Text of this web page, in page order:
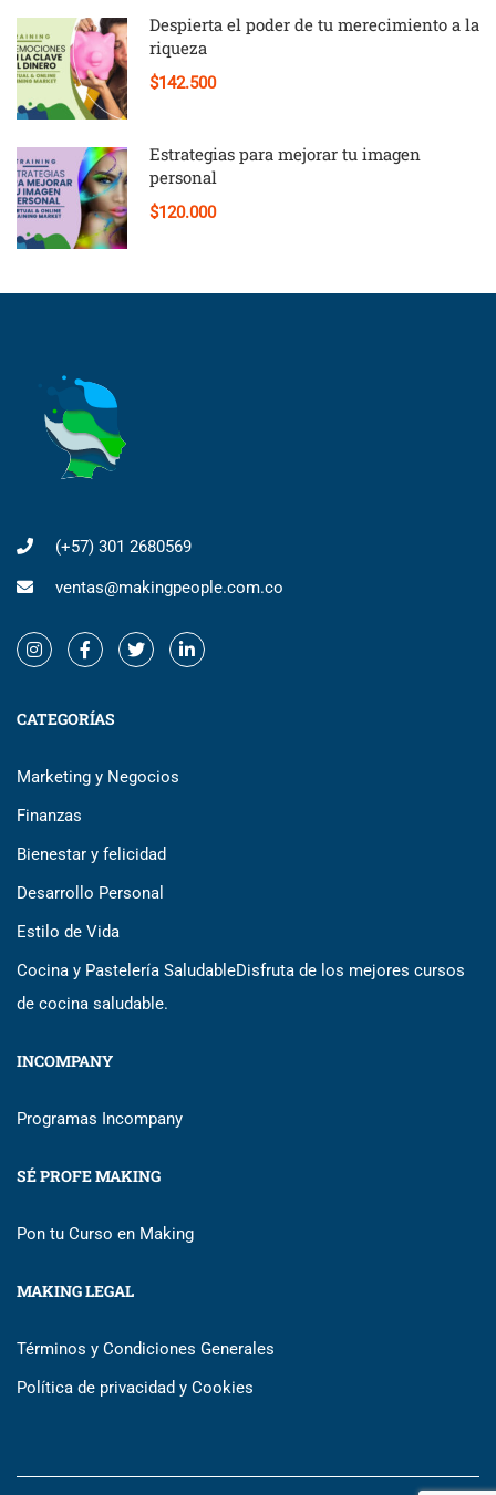
Despierta el poder de tu merecimiento a la
riqueza
$142.500
Estrategias para mejorar tu imagen
personal
$120.000
(+57) 301 2680569
ventas@makingpeople.com.co
CATEGORÍAS
Marketing y Negocios
Finanzas
Bienestar y felicidad
Desarrollo Personal
Estilo de Vida
Cocina y Pastelería SaludableDisfruta de los mejores cursos
de cocina saludable.
INCOMPANY
Programas Incompany
SÉ PROFE MAKING
Pon tu Curso en Making
MAKING LEGAL
Términos y Condiciones Generales
Política de privacidad y Cookies